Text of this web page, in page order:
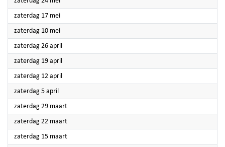
zaterdag 17 mei2025
zaterdag 10 mei2025
zaterdag 26 april
zaterdag 19 april
zaterdag 12 april
zaterdag 5 april
zaterdag 29 maart2025
zaterdag 22 maart2025
zaterdag 15 maart2025